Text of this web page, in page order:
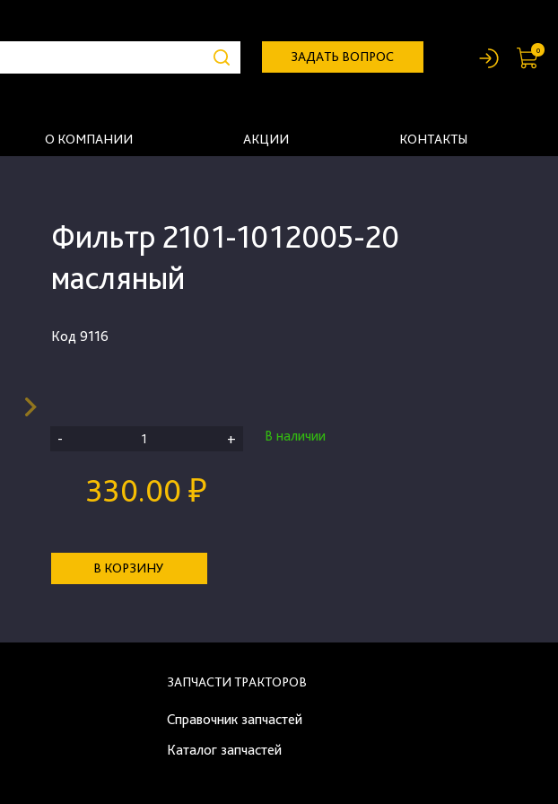
ЗАДАТЬ ВОПРОС 0
О КОМПАНИИ АКЦИИ КОНТАКТЫ
Фильтр 2101-1012005-20
масляный
Код 9116
- + В наличии
330.00 ₽
В КОРЗИНУ
ЗАПЧАСТИ ТРАКТОРОВ
Справочник запчастей
Каталог запчастей